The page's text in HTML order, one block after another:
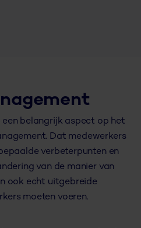
een belangrijk aspect op het
Dat medewerkers
verbeterpunten en
van de manier van
ook echt uitgebreide
moeten voeren.